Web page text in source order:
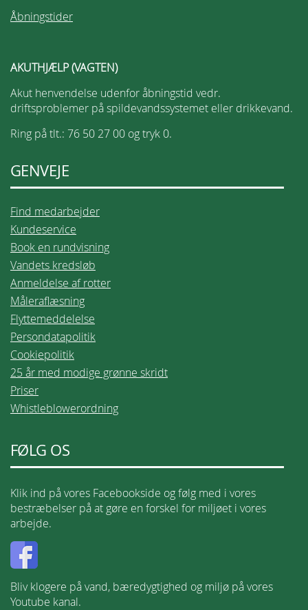
Åbningstider
AKUTHJÆLP (VAGTEN)
Akut henvendelse udenfor åbningstid vedr.
driftsproblemer på spildevandssystemet eller drikkevand.
Ring på tlt.: 76 50 27 00 og tryk 0.
GENVEJE
Find medarbejder
Kundeservice
Book en rundvisning
Vandets kredsløb
Anmeldelse af rotter
Måleraflæsning
Flyttemeddelelse
Persondatapolitik
Cookiepolitik
25 år med modige grønne skridt
Priser
Whistleblowerordning
FØLG OS
Klik ind på vores Facebookside og følg med i vores
bestræbelser på at gøre en forskel for miljøet i vores
arbejde.
Bliv klogere på vand, bæredygtighed og miljø på vores
Youtube kanal.